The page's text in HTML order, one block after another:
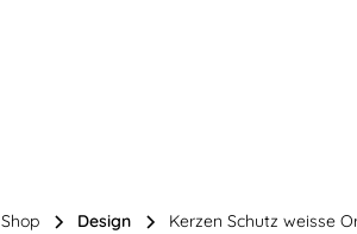
Shop Design Kerzen Schutz weisse